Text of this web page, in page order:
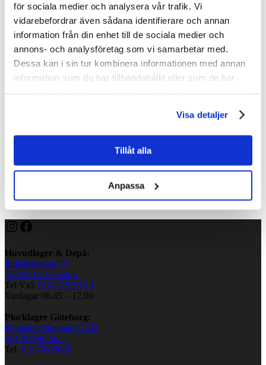
för sociala medier och analysera vår trafik. Vi
vidarebefordrar även sådana identifierare och annan
information från din enhet till de sociala medier och
annons- och analysföretag som vi samarbetar med.
Dessa kan i sin tur kombinera informationen med annan
information som du har tillhandahållit eller som de har
Visa detaljer
Tillåt alla
Anpassa
I Ulricehamn har Glenns Byggservice AB i hela 20 år
förlitat sig på Super9 som sitt val av ställningssystem.
Företaget uppskattar framförallt hur lättmonterade
komplettering lokalt i Ulricehamn.
Trots att företaget inte har så mycket kontakt med
Ställningsdepån, betonar de att det alltid är lika trevligt att
Super9 fortsätter att vara ett självklart val för Glenns
servicen i närområdet.
Huvudlager & Depå:
Industrivägen 34
523 90 Ulricehamn
Tel Vxl: 010-175 50 53
Vardagar 06.45 – 17.00
Plocklager Göteborg:
Kungsbackavägen 152D
431 90 Mölndal
Tel: 031-7605005